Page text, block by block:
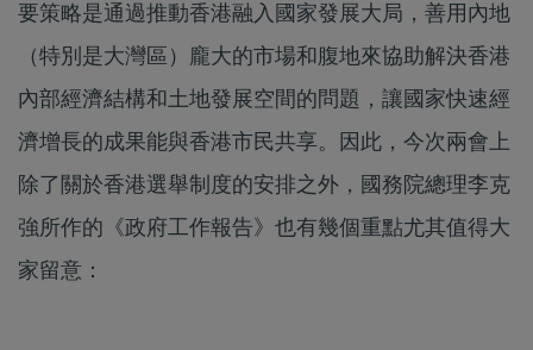
要策略是通過推動香港融入國家發展大局，善用內地
（特別是大灣區）龐大的市場和腹地來協助解決香港
內部經濟結構和土地發展空間的問題，讓國家快速經
濟增長的成果能與香港市民共享。因此，今次兩會上
除了關於香港選舉制度的安排之外，國務院總理李克
強所作的《政府工作報告》也有幾個重點尤其值得大
家留意：